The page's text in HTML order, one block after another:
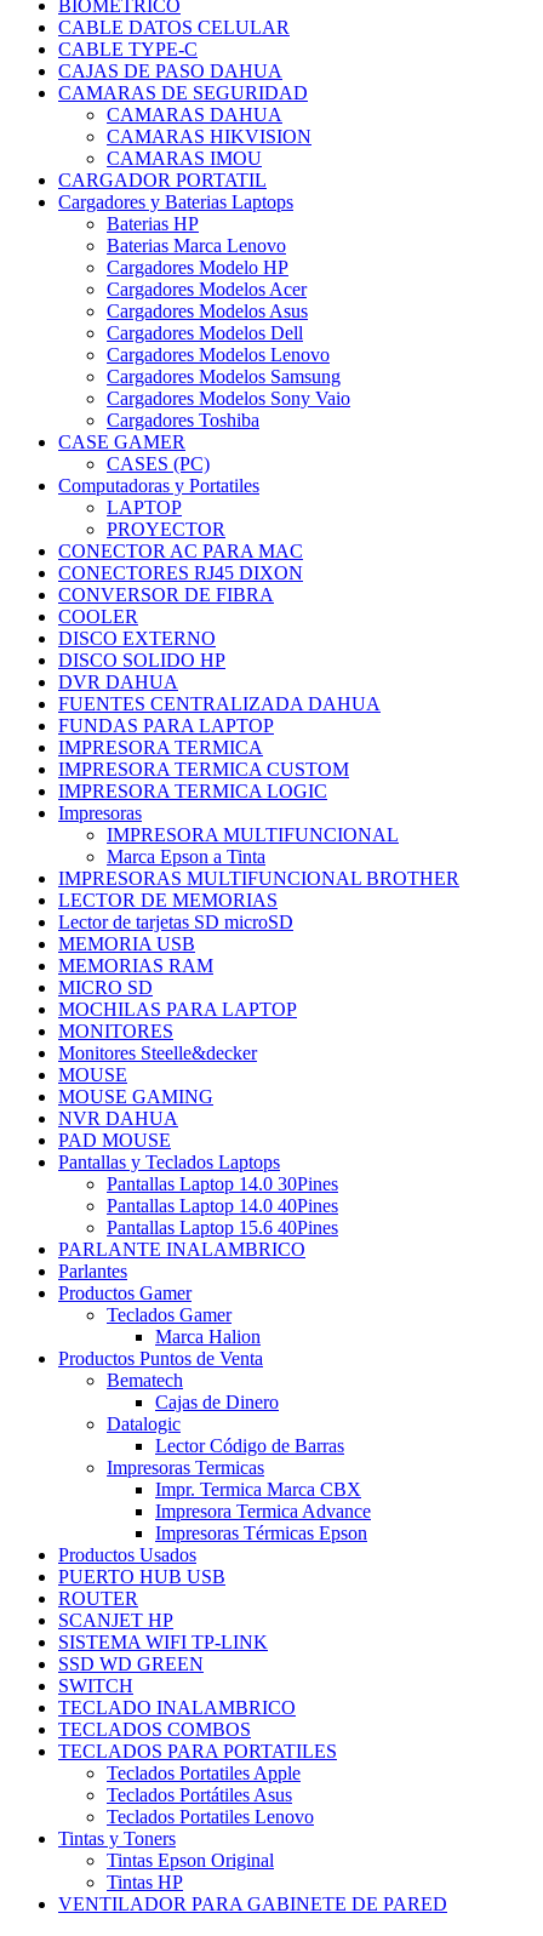
BIOMETRICO
CABLE DATOS CELULAR
CABLE TYPE-C
CAJAS DE PASO DAHUA
CAMARAS DE SEGURIDAD
CAMARAS DAHUA
CAMARAS HIKVISION
CAMARAS IMOU
CARGADOR PORTATIL
Cargadores y Baterias Laptops
Baterias HP
Baterias Marca Lenovo
Cargadores Modelo HP
Cargadores Modelos Acer
Cargadores Modelos Asus
Cargadores Modelos Dell
Cargadores Modelos Lenovo
Cargadores Modelos Samsung
Cargadores Modelos Sony Vaio
Cargadores Toshiba
CASE GAMER
CASES (PC)
Computadoras y Portatiles
LAPTOP
PROYECTOR
CONECTOR AC PARA MAC
CONECTORES RJ45 DIXON
CONVERSOR DE FIBRA
COOLER
DISCO EXTERNO
DISCO SOLIDO HP
DVR DAHUA
FUENTES CENTRALIZADA DAHUA
FUNDAS PARA LAPTOP
IMPRESORA TERMICA
IMPRESORA TERMICA CUSTOM
IMPRESORA TERMICA LOGIC
Impresoras
IMPRESORA MULTIFUNCIONAL
Marca Epson a Tinta
IMPRESORAS MULTIFUNCIONAL BROTHER
LECTOR DE MEMORIAS
Lector de tarjetas SD microSD
MEMORIA USB
MEMORIAS RAM
MICRO SD
MOCHILAS PARA LAPTOP
MONITORES
Monitores Steelle&decker
MOUSE
MOUSE GAMING
NVR DAHUA
PAD MOUSE
Pantallas y Teclados Laptops
Pantallas Laptop 14.0 30Pines
Pantallas Laptop 14.0 40Pines
Pantallas Laptop 15.6 40Pines
PARLANTE INALAMBRICO
Parlantes
Productos Gamer
Teclados Gamer
Marca Halion
Productos Puntos de Venta
Bematech
Cajas de Dinero
Datalogic
Lector Código de Barras
Impresoras Termicas
Impr. Termica Marca CBX
Impresora Termica Advance
Impresoras Térmicas Epson
Productos Usados
PUERTO HUB USB
ROUTER
SCANJET HP
SISTEMA WIFI TP-LINK
SSD WD GREEN
SWITCH
TECLADO INALAMBRICO
TECLADOS COMBOS
TECLADOS PARA PORTATILES
Teclados Portatiles Apple
Teclados Portátiles Asus
Teclados Portatiles Lenovo
Tintas y Toners
Tintas Epson Original
Tintas HP
VENTILADOR PARA GABINETE DE PARED